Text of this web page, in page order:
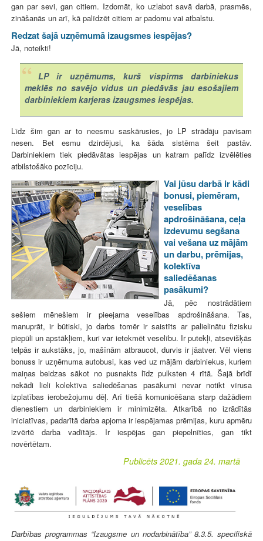
gan par sevi, gan citiem. Izdomāt, ko uzlabot savā darbā, prasmēs,
zināšanās un arī, kā palīdzēt citiem ar padomu vai atbalstu.
Redzat šajā uzņēmumā izaugsmes iespējas?
Jā, noteikti!
LP ir uzņēmums, kurš vispirms darbiniekus
meklēs no savējo vidus un piedāvās jau esošajiem
darbiniekiem karjeras izaugsmes iespējas.
Līdz šim gan ar to neesmu saskārusies, jo LP strādāju pavisam
nesen. Bet esmu dzirdējusi, ka šāda sistēma šeit pastāv.
Darbiniekiem tiek piedāvātas iespējas un katram palīdz izvēlēties
atbilstošāko pozīciju.
Vai jūsu darbā ir kādi
bonusi, piemēram,
veselības
apdrošināšana, ceļa
izdevumu segšana
vai vešana uz mājām
un darbu, prēmijas,
kolektīva
saliedēšanas
pasākumi?
Jā, pēc nostrādātiem
sešiem mēnešiem ir pieejama veselības apdrošināšana. Tas,
manuprāt, ir būtiski, jo darbs tomēr ir saistīts ar palielinātu fizisku
piepūli un apstākļiem, kuri var ietekmēt veselību. Ir putekļi, atsevišķās
telpās ir aukstāks, jo, mašīnām atbraucot, durvis ir jāatver. Vēl viens
bonuss ir uzņēmuma autobusi, kas ved uz mājām darbiniekus, kuriem
maiņas beidzas sākot no pusnakts līdz pulksten 4 rītā. Šajā brīdī
nekādi lieli kolektīva saliedēšanas pasākumi nevar notikt vīrusa
izplatības ierobežojumu dēļ. Arī tiešā komunicēšana starp dažādiem
dienestiem un darbiniekiem ir minimizēta. Atkarībā no izrādītās
iniciatīvas, padarītā darba apjoma ir iespējamas prēmijas, kuru apmēru
izvērtē darba vadītājs. Ir iespējas gan piepelnīties, gan tikt
novērtētam.
Publicēts 2021. gada 24. martā
Darbības programmas “Izaugsme un nodarbinātība” 8.3.5. specifiskā